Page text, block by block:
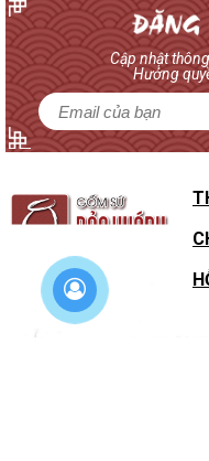
Cập nhật
Hưởng